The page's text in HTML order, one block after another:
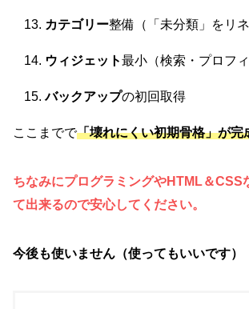
カテゴリー整備（「未分類」をリネ
ウィジェット最小（検索・プロフ
バックアップの初回取得
ここまでで「壊れにくい初期骨格」が完
ちなみにプログラミングやHTML＆CSS
て出来るので安心してください。
今後も使いません（使ってもいいです）